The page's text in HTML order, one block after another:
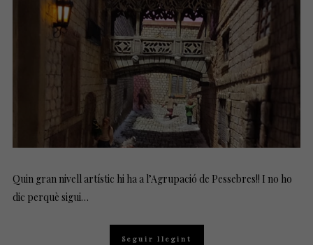
Quin gran nivell artístic hi ha a l’Agrupació de Pessebres!! I no ho
dic perquè sigui…
Seguir llegint